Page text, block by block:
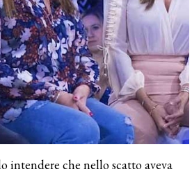
intendere che nello scatto aveva